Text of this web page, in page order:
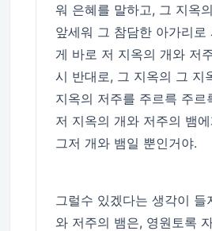
워 은혜를 말하고, 그 지옥
앞세워 그 참담한 아가리로
게 바로 저 지옥의 개와 저
시 반대로, 그 지옥의 그 지
지옥의 저주를 주르륵 주르
저 지옥의 개와 저주의 뱀
그저 개와 뱀일 뿐인거야.
그럴수 있겠다는 생각이 들
와 저주의 뱀은, 영원토록